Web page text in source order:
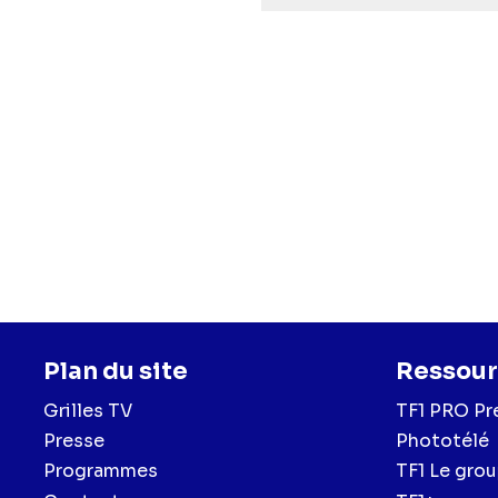
Plan du site
Grilles TV
Presse
Programmes
TF1 PRO
Phototélé
TF1 Le